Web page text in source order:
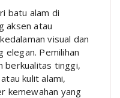
batu alam di
aksen atau
visual dan
elegan. Pemilihan
berkualitas tinggi,
kulit alami,
kemewahan yang